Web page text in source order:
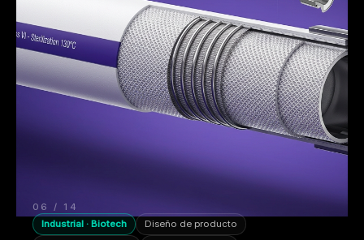
06 / 14
Industrial · Biotech
Diseño de producto